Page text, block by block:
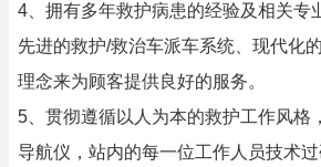
4、拥有多年救护病患的经验及相关专
先进的救护/救治车派车系统、现代化
理念来为顾客提供良好的服务。
5、贯彻遵循以人为本的救护工作风格
导航仪，站内的每一位工作人员技术过